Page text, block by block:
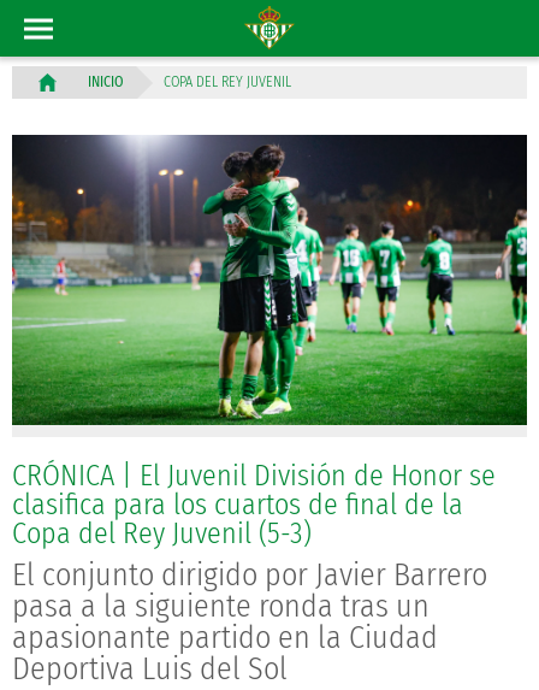
INICIO COPA DEL REY JUVENIL
CRÓNICA | El Juvenil División de Honor se
clasifica para los cuartos de final de la
Copa del Rey Juvenil (5-3)
El conjunto dirigido por Javier Barrero
pasa a la siguiente ronda tras un
apasionante partido en la Ciudad
Deportiva Luis del Sol